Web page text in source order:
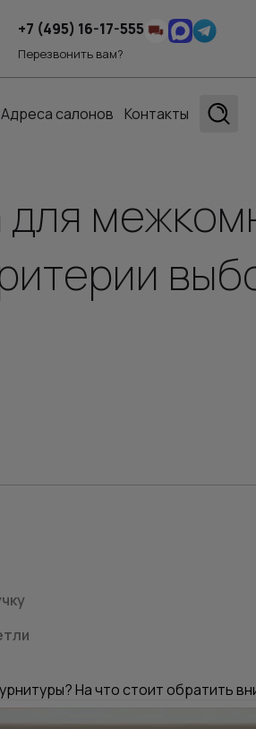
+7 (495) 16-17-555
Перезвонить вам?
Адреса салонов Контакты
для
На что стоит обратить